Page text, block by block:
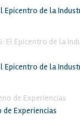
Epicentro de la
Epicentro de la
Experiencias